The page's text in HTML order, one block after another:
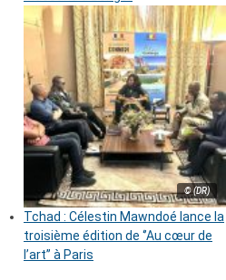
© (DR)
Tchad : Célestin Mawndoé lance la
troisième édition de ‘’Au cœur de
l’art’’ à Paris